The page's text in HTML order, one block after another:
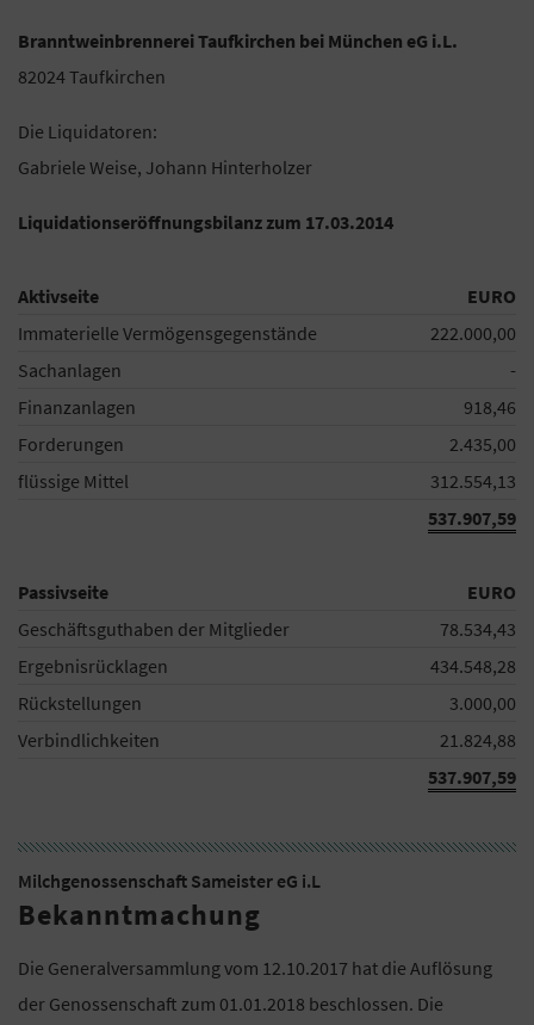
Branntweinbrennerei Taufkirchen bei München eG i.L.
82024 Taufkirchen
Die Liquidatoren:
Gabriele Weise, Johann Hinterholzer
Liquidationseröffnungsbilanz zum 17.03.2014
Aktivseite
EURO
Immaterielle Vermögensgegenstände
222.000,00
Sachanlagen
-
Finanzanlagen
918,46
Forderungen
2.435,00
flüssige Mittel
312.554,13
537.907,59
Passivseite
EURO
Geschäftsguthaben der Mitglieder
78.534,43
Ergebnisrücklagen
434.548,28
Rückstellungen
3.000,00
Verbindlichkeiten
21.824,88
537.907,59
Milchgenossenschaft Sameister eG i.L
Bekanntmachung
Die Generalversammlung vom 12.10.2017 hat die Auflösung
der Genossenschaft zum 01.01.2018 beschlossen. Die